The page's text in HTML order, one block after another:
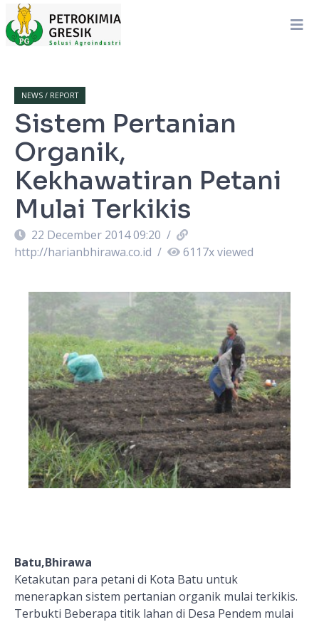
NEWS / REPORT
Sistem Pertanian
Organik,
Kekhawatiran Petani
Mulai Terkikis
22 December 2014 09:20 /
http://harianbhirawa.co.id / 6117x viewed
Batu,Bhirawa
Ketakutan para petani di Kota Batu untuk
menerapkan sistem pertanian organik mulai terkikis.
Terbukti Beberapa titik lahan di Desa Pendem mulai